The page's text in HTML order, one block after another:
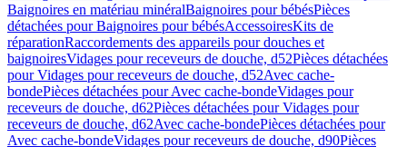
Baignoires en matériau minéralBaignoires pour bébésPièces
détachées pour Baignoires pour bébésAccessoiresKits de
réparationRaccordements des appareils pour douches et
baignoiresVidages pour receveurs de douche, d52Pièces détachées
pour Vidages pour receveurs de douche, d52Avec cache-
bondePièces détachées pour Avec cache-bondeVidages pour
receveurs de douche, d62Pièces détachées pour Vidages pour
receveurs de douche, d62Avec cache-bondePièces détachées pour
Avec cache-bondeVidages pour receveurs de douche, d90Pièces